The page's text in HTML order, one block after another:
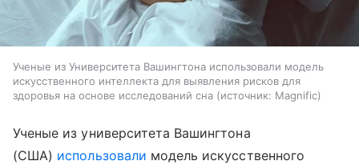
Ученые из Университета Вашингтона использовали модель
искусственного интеллекта для выявления рисков для
здоровья на основе исследований сна
источник: Magnific
Ученые из университета Вашингтона
(США) использовали модель искусственного